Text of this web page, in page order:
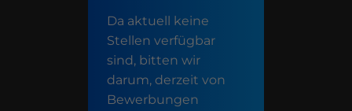
Da aktuell keine
Stellen verfügbar
sind, bitten wir
darum, derzeit von
Bewerbungen